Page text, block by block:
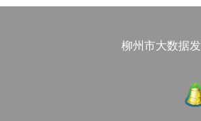
柳州市大数据